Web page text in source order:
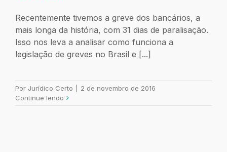
Recentemente tivemos a greve dos bancários, a
mais longa da história, com 31 dias de paralisação.
Isso nos leva a analisar como funciona a
legislação de greves no Brasil e [...]
Por Jurídico Certo
2 de novembro de 2016
Continue lendo